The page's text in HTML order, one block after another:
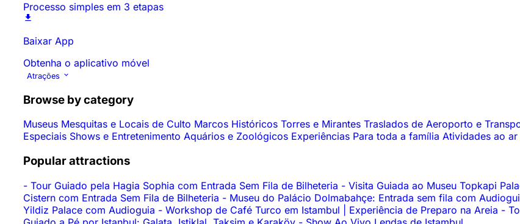
Processo simples em 3 etapas
Baixar App
Obtenha o aplicativo móvel
Atrações
Browse by category
Museus Mesquitas e Locais de Culto Marcos Históricos Torres e Mirantes Traslados de Aeroporto e
Especiais Shows e Entretenimento Aquários e Zoológicos Experiências Para toda a família Atividades ao
Popular attractions
- Tour Guiado pela Hagia Sophia com Entrada Sem Fila de Bilheteria - Visita Guiada ao Museu Topkapi
Cistern com Entrada Sem Fila de Bilheteria - Museu do Palácio Dolmabahçe: Entrada sem fila com
Yildiz Palace com Audioguia - Workshop de Café Turco em Istambul | Experiência de Preparo na Areia -